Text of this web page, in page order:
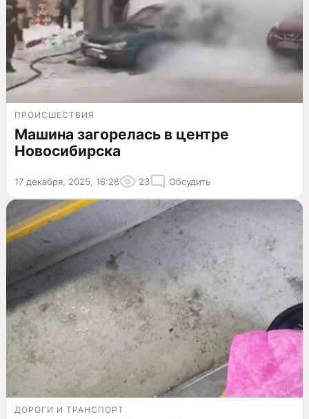
ПРОИСШЕСТВИЯ
Машина загорелась в центре
Новосибирска
17 декабря, 2025, 16:28 23 Обсудить
ДОРОГИ И ТРАНСПОРТ